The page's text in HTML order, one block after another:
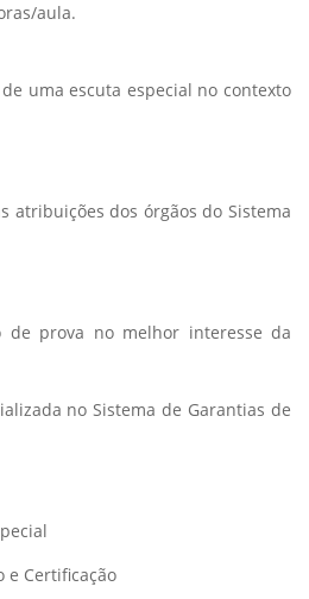
aula.
uma escuta especial no contexto
atribuições dos órgãos do Sistema
de prova no melhor interesse da
no Sistema de Garantias de
e Certificação